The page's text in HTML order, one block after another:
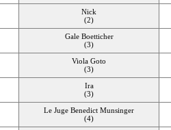
Nick
(2)
Gale Boetticher
(3)
Viola Goto
(3)
Ira
(3)
Le Juge Benedict Munsinger
(4)